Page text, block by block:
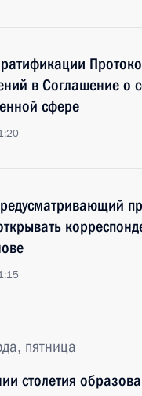
в Соглашение о
сфере
пятница
столетия